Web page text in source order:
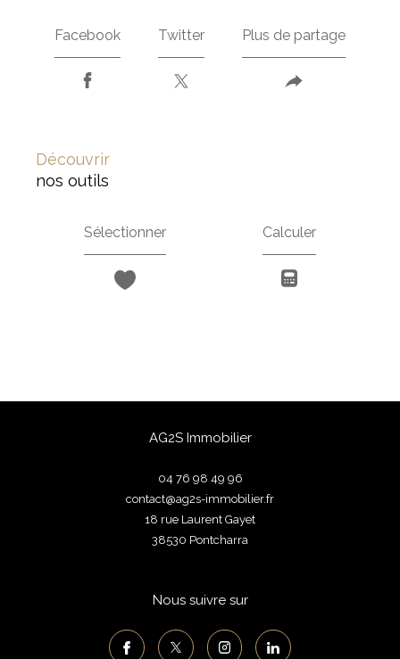
Facebook Twitter Plus de partage
découvrir
nos outils
Sélectionner Calculer
AG2S Immobilier
04 76 98 49 96
contact@ag2s-immobilier.fr
18 rue Laurent Gayet
38530
pontcharra
Nous suivre sur